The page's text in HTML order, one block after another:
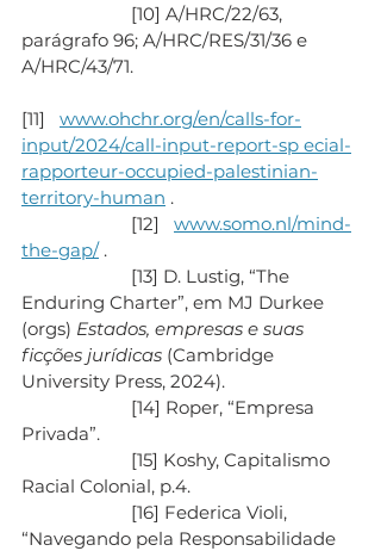
[10] A/HRC/22/63,
parágrafo 96; A/HRC/RES/31/36 e
A/HRC/43/71.
[11] www.ohchr.org/en/calls-for-
input/2024/call-input-report-sp ecial-
rapporteur-occupied-palestinian-
territory-human .
[12] www.somo.nl/mind-
the-gap/ .
[13] D. Lustig, “The
Enduring Charter”, em MJ Durkee
(orgs) Estados, empresas e suas
ficções jurídicas (Cambridge
University Press, 2024).
[14] Roper, “Empresa
Privada”.
[15] Koshy, Capitalismo
Racial Colonial, p.4.
[16] Federica Violi,
“Navegando pela Responsabilidade